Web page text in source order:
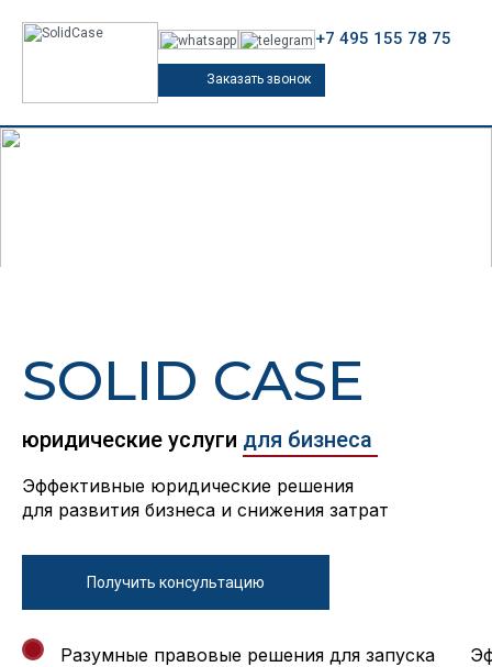
+7 495 155 78 75
Заказать звонок
SOLID CASE
юридические услуги для бизнеса
Эффективные юридические решения
для развития бизнеса и снижения затрат
Получить консультацию
Разумные правовые решения для запуска